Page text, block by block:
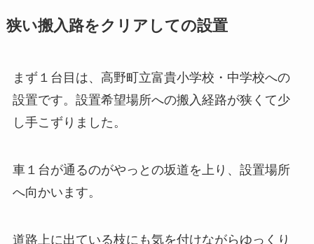
狭い搬入路をクリアしての設置
まず１台目は、 高野町立富貴小学校・中学校への
設置です。設置希望場所への搬入経路が狭くて少
し手こずりました。
車１台が通るのがやっとの坂道を上り、設置場所
へ向かいます。
道路上に出ている枝にも気を付けながらゆっくり